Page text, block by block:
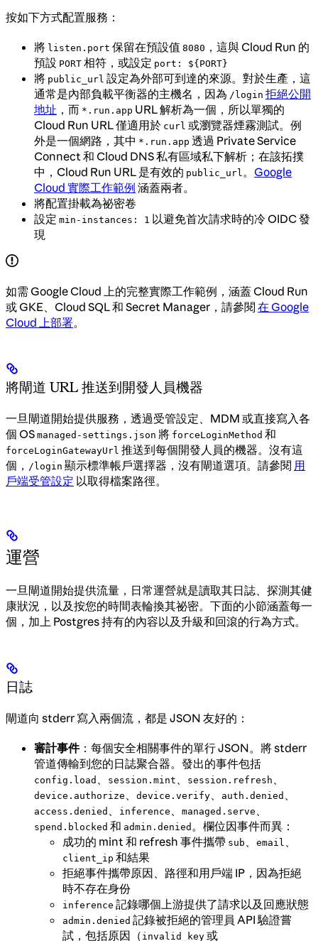
按如下方式配置服務：
將 listen.port 保留在預設值 8080 ，這與 Cloud Run 的
預設 PORT 相符，或設定 port: ${PORT}
將 public_url 設定為外部可到達的來源。對於生產，這
通常是內部負載平衡器的主機名，因為 /login 拒絕公開
地址 ，而 *.run.app URL 解析為一個，所以單獨的
Cloud Run URL 僅適用於 curl 或瀏覽器煙霧測試。例
外是一個網路，其中 *.run.app 透過 Private Service
Connect 和 Cloud DNS 私有區域私下解析；在該拓撲
中，Cloud Run URL 是有效的 public_url 。 Google
Cloud 實際工作範例 涵蓋兩者。
將配置掛載為祕密卷
設定 min-instances: 1 以避免首次請求時的冷 OIDC 發
現
如需 Google Cloud 上的完整實際工作範例，涵蓋 Cloud Run
或 GKE、Cloud SQL 和 Secret Manager，請參閱 在 Google
Cloud 上部署。
將閘道 URL 推送到開發人員機器
一旦閘道開始提供服務，透過受管設定、MDM 或直接寫入各
個 OS managed-settings.json 將 forceLoginMethod 和
forceLoginGatewayUrl 推送到每個開發人員的機器。沒有這
個， /login 顯示標準帳戶選擇器，沒有閘道選項。請參閱 用
戶端受管設定 以取得檔案路徑。
運營
一旦閘道開始提供流量，日常運營就是讀取其日誌、探測其健
康狀況，以及按您的時間表輪換其祕密。下面的小節涵蓋每一
個，加上 Postgres 持有的內容以及升級和回滾的行為方式。
日誌
閘道向 stderr 寫入兩個流，都是 JSON 友好的：
審計事件：每個安全相關事件的單行 JSON。將 stderr
管道傳輸到您的日誌聚合器。發出的事件包括
config.load session.mint session.refresh
device.authorize device.verify auth.denied
access.denied inference managed.serve
spend.blocked 和 admin.denied 。欄位因事件而異：
成功的 mint 和 refresh 事件攜帶 sub email
client_ip 和結果
拒絕事件攜帶原因、路徑和用戶端 IP，因為拒絕
時不存在身份
inference 記錄哪個上游提供了請求以及回應狀態
admin.denied 記錄被拒絕的管理員 API 驗證嘗
試，包括原因（ invalid_key 或